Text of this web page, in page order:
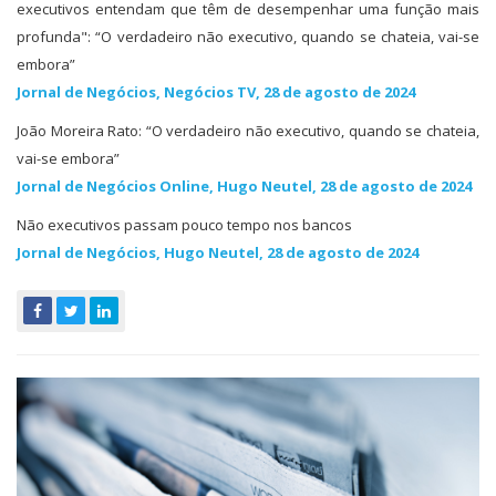
executivos entendam que têm de desempenhar uma função mais
profunda": “O verdadeiro não executivo, quando se chateia, vai-se
embora”
Jornal de Negócios, Negócios TV, 28 de agosto de 2024
João Moreira Rato: “O verdadeiro não executivo, quando se chateia,
vai-se embora”
Jornal de Negócios Online, Hugo Neutel, 28 de agosto de 2024
Não executivos passam pouco tempo nos bancos
Jornal de Negócios, Hugo Neutel, 28 de agosto de 2024